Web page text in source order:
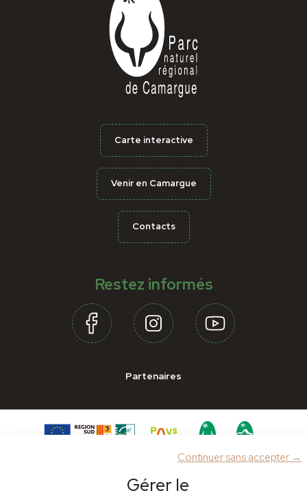
Gérer le
Continuer sans accepter →
Carte interactive
Venir en Camargue
Contacts
Restez informés
Partenaires